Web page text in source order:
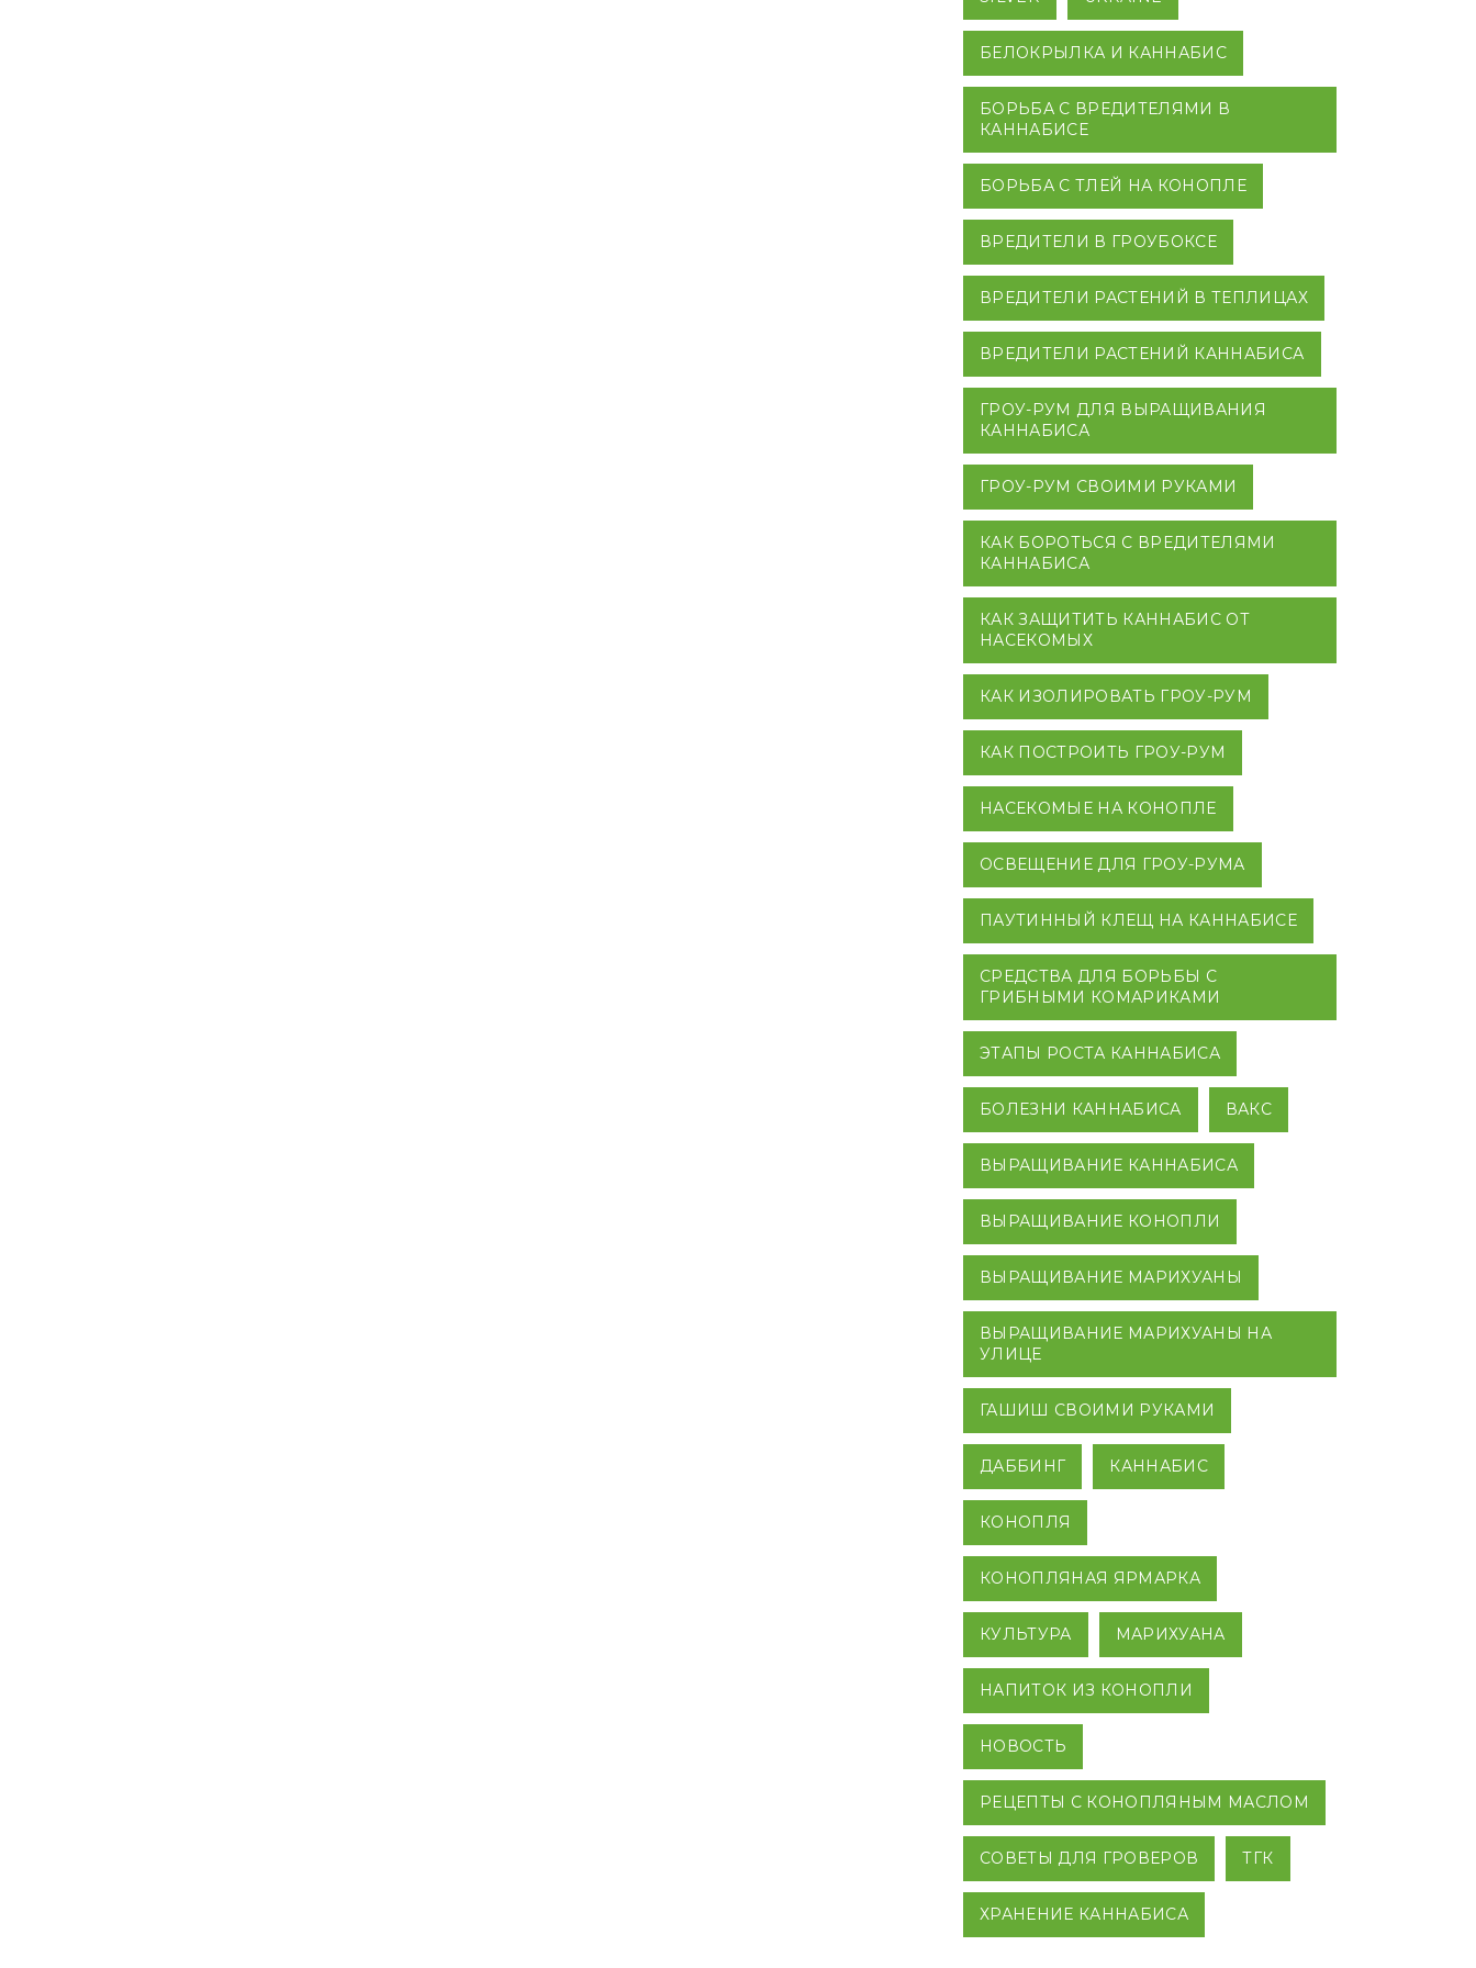
БЕЛОКРЫЛКА И КАННАБИС
БОРЬБА С ВРЕДИТЕЛЯМИ В
КАННАБИСЕ
БОРЬБА С ТЛЕЙ НА КОНОПЛЕ
ВРЕДИТЕЛИ В ГРОУБОКСЕ
ВРЕДИТЕЛИ РАСТЕНИЙ В ТЕПЛИЦАХ
ВРЕДИТЕЛИ РАСТЕНИЙ КАННАБИСА
ГРОУ-РУМ ДЛЯ ВЫРАЩИВАНИЯ
КАННАБИСА
ГРОУ-РУМ СВОИМИ РУКАМИ
КАК БОРОТЬСЯ С ВРЕДИТЕЛЯМИ
КАННАБИСА
КАК ЗАЩИТИТЬ КАННАБИС ОТ
НАСЕКОМЫХ
КАК ИЗОЛИРОВАТЬ ГРОУ-РУМ
КАК ПОСТРОИТЬ ГРОУ-РУМ
НАСЕКОМЫЕ НА КОНОПЛЕ
ОСВЕЩЕНИЕ ДЛЯ ГРОУ-РУМА
ПАУТИННЫЙ КЛЕЩ НА КАННАБИСЕ
СРЕДСТВА ДЛЯ БОРЬБЫ С
ГРИБНЫМИ КОМАРИКАМИ
ЭТАПЫ РОСТА КАННАБИСА
БОЛЕЗНИ КАННАБИСА ВАКС
ВЫРАЩИВАНИЕ КАННАБИСА
ВЫРАЩИВАНИЕ КОНОПЛИ
ВЫРАЩИВАНИЕ МАРИХУАНЫ
ВЫРАЩИВАНИЕ МАРИХУАНЫ НА
УЛИЦЕ
ГАШИШ СВОИМИ РУКАМИ
ДАББИНГ КАННАБИС
КОНОПЛЯ
КОНОПЛЯНАЯ ЯРМАРКА
КУЛЬТУРА МАРИХУАНА
НАПИТОК ИЗ КОНОПЛИ
НОВОСТЬ
РЕЦЕПТЫ С КОНОПЛЯНЫМ МАСЛОМ
СОВЕТЫ ДЛЯ ГРОВЕРОВ ТГК
ХРАНЕНИЕ КАННАБИСА